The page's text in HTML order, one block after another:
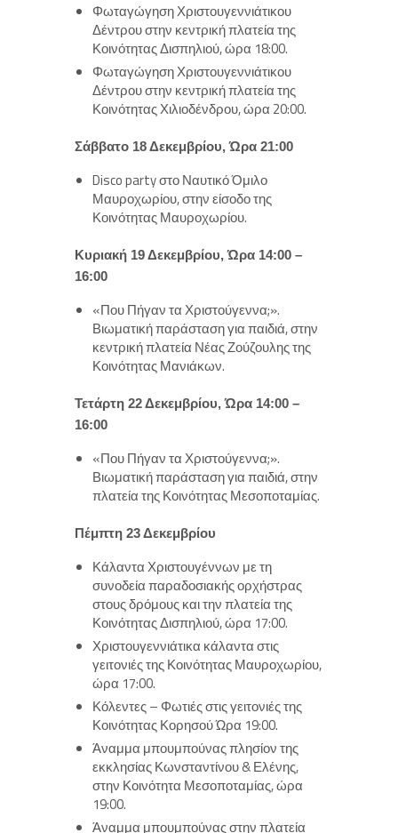
Φωταγώγηση Χριστουγεννιάτικου
Δέντρου στην κεντρική πλατεία της
Κοινότητας Δισπηλιού, ώρα 18:00.
Φωταγώγηση Χριστουγεννιάτικου
Δέντρου στην κεντρική πλατεία της
Κοινότητας Χιλιοδένδρου, ώρα 20:00.
Σάββατο 18 Δεκεμβρίου, Ώρα 21:00
Disco party στο Ναυτικό Όμιλο
Μαυροχωρίου, στην είσοδο της
Κοινότητας Μαυροχωρίου.
Κυριακή 19 Δεκεμβρίου, Ώρα 14:00 –
16:00
«Που Πήγαν τα Χριστούγεννα;».
Βιωματική παράσταση για παιδιά, στην
κεντρική πλατεία Νέας Ζούζουλης της
Κοινότητας Μανιάκων.
Τετάρτη 22 Δεκεμβρίου, Ώρα 14:00 –
16:00
«Που Πήγαν τα Χριστούγεννα;».
Βιωματική παράσταση για παιδιά, στην
πλατεία της Κοινότητας Μεσοποταμίας.
Πέμπτη 23 Δεκεμβρίου
Κάλαντα Χριστουγέννων με τη
συνοδεία παραδοσιακής ορχήστρας
στους δρόμους και την πλατεία της
Κοινότητας Δισπηλιού, ώρα 17:00.
Χριστουγεννιάτικα κάλαντα στις
γειτονιές της Κοινότητας Μαυροχωρίου,
ώρα 17:00.
Κόλεντες – Φωτιές στις γειτονιές της
Κοινότητας Κορησού Ώρα 19:00.
Άναμμα μπουμπούνας πλησίον της
εκκλησίας Κωνσταντίνου & Ελένης,
στην Κοινότητα Μεσοποταμίας, ώρα
19:00.
Άναμμα μπουμπούνας στην πλατεία